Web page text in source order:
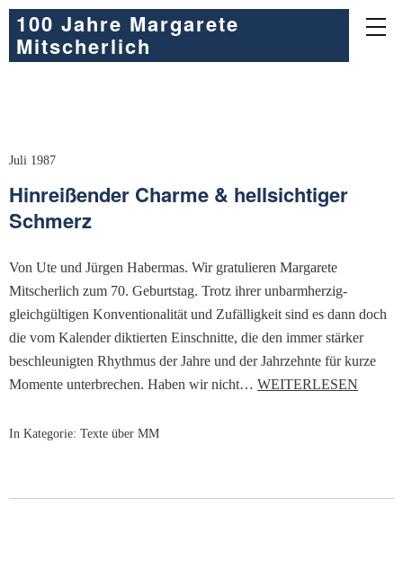
100 Jahre Margarete
Mitscherlich
Juli 1987
Hinreißender Charme & hellsichtiger
Schmerz
Von Ute und Jürgen Habermas. Wir gratulieren Margarete
Mitscherlich zum 70. Geburtstag. Trotz ihrer unbarmherzig-
gleichgültigen Konventionalität und Zufälligkeit sind es dann doch
die vom Kalender diktierten Einschnitte, die den immer stärker
beschleunigten Rhythmus der Jahre und der Jahrzehnte für kurze
Momente unterbrechen. Haben wir nicht… WEITERLESEN
In Kategorie: Texte über MM